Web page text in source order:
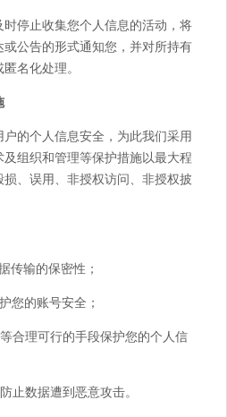
停止收集您个人信息的活动，将
公告的形式通知您，并对所持有
名化处理。
的个人信息安全，为此我们采用
组织和管理等保护措施以最大程
、误用、非授权访问、非授权披
传输的保密性；
您的账号安全；
合理可行的手段保护您的个人信
止数据遭到恶意攻击。